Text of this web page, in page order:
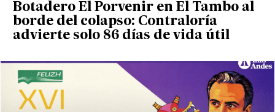
Botadero El Porvenir en El Tambo al
borde del colapso: Contraloría
advierte solo 86 días de vida útil